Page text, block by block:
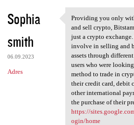
Sophia
smith
06.09.2023
Adres
Providing you
Providing you only
and sell crypto,
just a crypto
involve in selling and
assets through
users who were
method to trade in
their credit card, debit
other international
the purchase of their
https://
ogin/home